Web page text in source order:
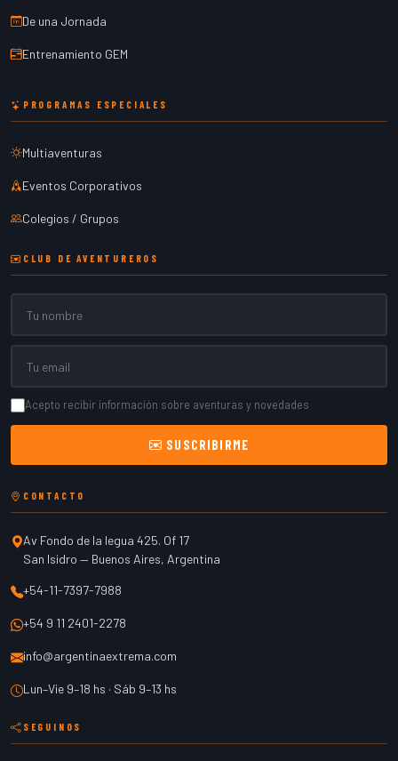
De una Jornada
Entrenamiento GEM
PROGRAMAS ESPECIALES
Multiaventuras
Eventos Corporativos
Colegios / Grupos
CLUB DE AVENTUREROS
Acepto recibir información sobre aventuras y novedades
SUSCRIBIRME
CONTACTO
Av Fondo de la legua 425. Of 17
San Isidro — Buenos Aires, Argentina
+54-11-7397-7988
+54 9 11 2401-2278
info@argentinaextrema.com
Lun–Vie 9–18 hs · Sáb 9–13 hs
SEGUINOS